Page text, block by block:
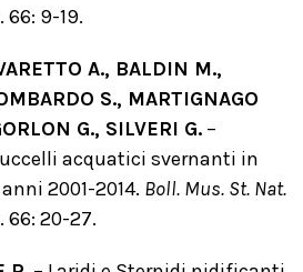
66: 9-19.
A., BALDIN M.,
S., MARTIGNAGO
G., SILVERI G. –
acquatici svernanti in
2001-2014. Boll. Mus. St. Nat.
66: 20-27.